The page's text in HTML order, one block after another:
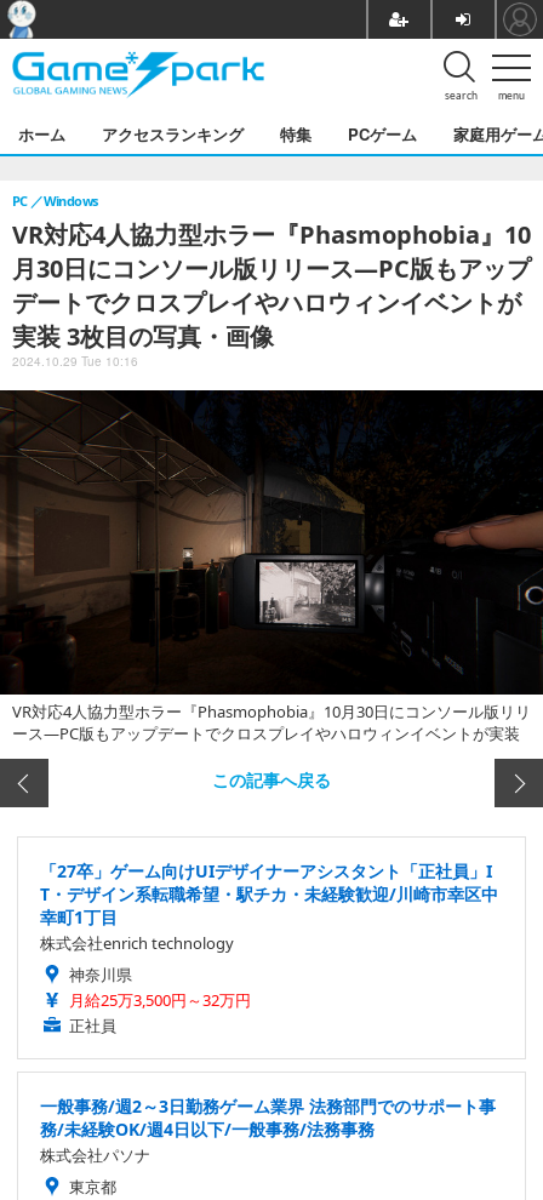
menu
search
ホーム アクセスランキング 特集 PCゲーム 家庭用ゲー
VR対応4人協力型ホラー『Phasmophobia』10
月30日にコンソール版リリース―PC版もアップ
デートでクロスプレイやハロウィンイベントが
実装 3枚目の写真・画像
PC Windows
2024.10.29 Tue 10:16
VR対応4人協力型ホラー『Phasmophobia』10月30日にコンソール版リリ
ース―PC版もアップデートでクロスプレイやハロウィンイベントが実装
この記事へ戻る
「27卒」ゲーム向けUIデザイナーアシスタント「正社員」I
T・デザイン系転職希望・駅チカ・未経験歓迎/川崎市幸区中
幸町1丁目
株式会社enrich technology
神奈川県
月給25万3,500円～32万円
正社員
一般事務/週2～3日勤務ゲーム業界 法務部門でのサポート事
務/未経験OK/週4日以下/一般事務/法務事務
株式会社パソナ
東京都